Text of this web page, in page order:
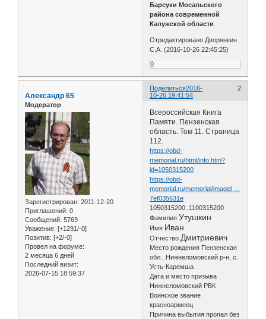
Барсуки Мосальского
района современной
Калужской области
Отредактировано Дворянкин
С.А. (2016-10-26 22:45:25)
0
Поделиться 2
2016-
10-26 19:41:54
Александр 65
Модератор
Зарегистрирован: 2011-12-20
Приглашений: 0
Сообщений: 5769
Уважение: [+1291/-0]
Позитив: [+2/-0]
Провел на форуме:
2 месяца 6 дней
Последний визит:
2026-07-15 18:59:37
Всероссийская Книга
Памяти. Пензенская
область. Том 11. Страница
112.
https://obd-
memorial.ru/html/info.htm?
id=1050315200
https://obd-
memorial.ru/memorial/imagel …
7ef035631e
1050315200 ,1100315200
Фамилия Утушкин
Имя Иван
Отчество Дмитриевич
Место рождения Пензенская
обл., Нижнеломовский р-н, с.
Усть-Каремша
Дата и место призыва
Нижнеломовский РВК
Воинское звание
красноармеец
Причина выбытия пропал без